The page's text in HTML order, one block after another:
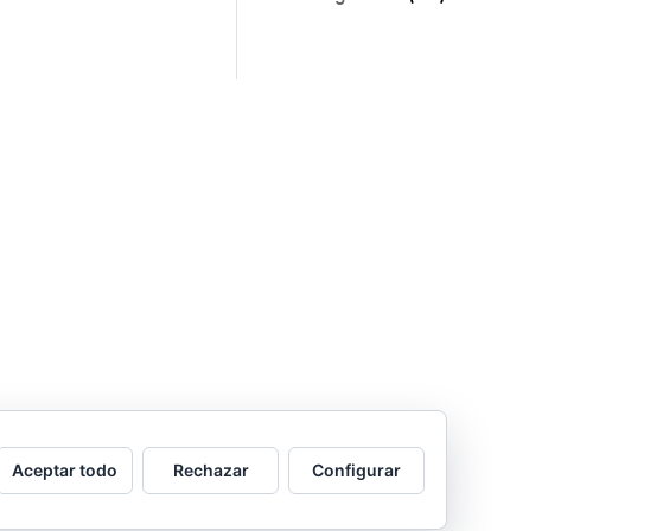
Aceptar todo Rechazar Configurar